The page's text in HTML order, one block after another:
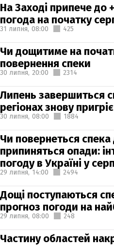
На Заході припече до
погода на початку
31 липня, 08:00 425
Чи дощитиме на
повернення спеки
30 липня, 20:00 2314
Липень завершиться
регіонах знову
30 липня, 08:00 1884
Чи повернеться
припиняться опади:
погоду в Україні у
29 липня, 14:00 2494
Дощі поступаються
прогноз погоди на
29 липня, 08:00 248
Частину областей